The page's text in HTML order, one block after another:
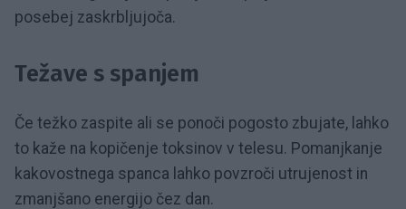
posebej zaskrbljujoča.
Težave s spanjem
Če težko zaspite ali se ponoči pogosto zbujate, lahko
to kaže na kopičenje toksinov v telesu. Pomanjkanje
kakovostnega spanca lahko povzroči utrujenost in
zmanjšano energijo čez dan.